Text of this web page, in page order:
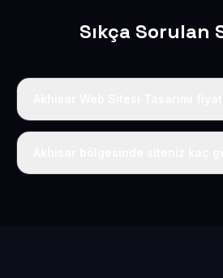
Sıkça Sorulan
Tek fiyat uygulanır: yıllık 50 USD